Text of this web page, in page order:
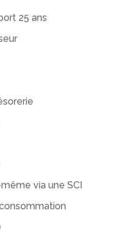
25 ans
via une SCI